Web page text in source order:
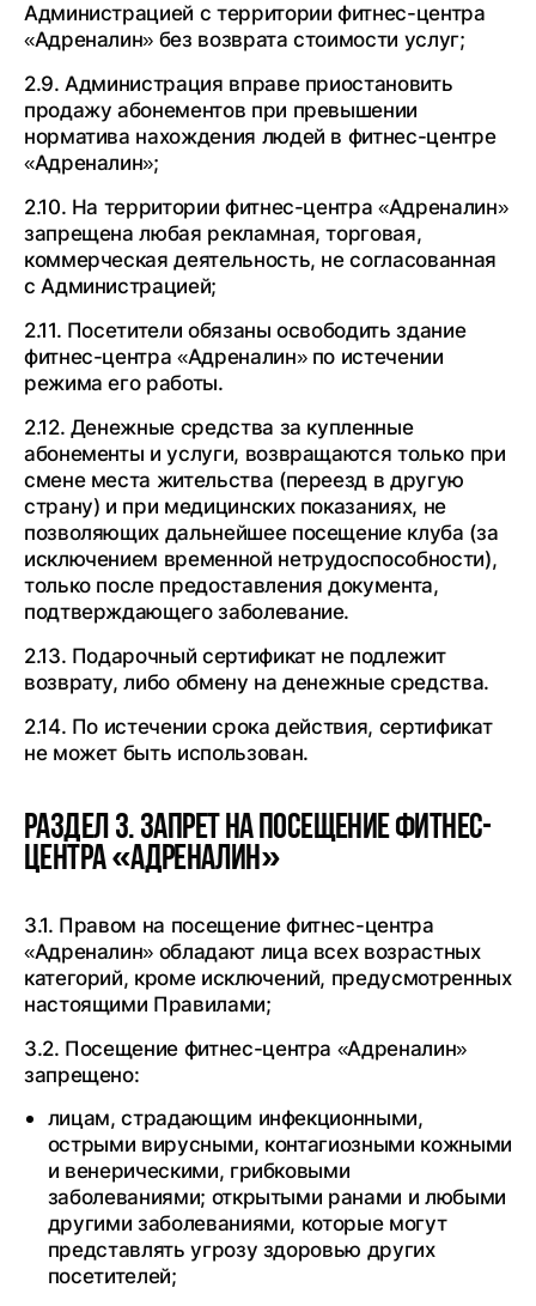
Администрацией с территории фитнес-центра
«Адреналин» без возврата стоимости услуг;
2.9. Администрация вправе приостановить
продажу абонементов при превышении
норматива нахождения людей в фитнес-центре
«Адреналин»;
2.10. На территории фитнес-центра «Адреналин»
запрещена любая рекламная, торговая,
коммерческая деятельность, не согласованная
с Администрацией;
2.11. Посетители обязаны освободить здание
фитнес-центра «Адреналин» по истечении
режима его работы.
2.12. Денежные средства за купленные
абонементы и услуги, возвращаются только при
смене места жительства (переезд в другую
страну) и при медицинских показаниях, не
позволяющих дальнейшее посещение клуба (за
исключением временной нетрудоспособности),
только после предоставления документа,
подтверждающего заболевание.
2.13. Подарочный сертификат не подлежит
возврату, либо обмену на денежные средства.
2.14. По истечении срока действия, сертификат
не может быть использован.
Раздел 3. Запрет на посещение фитнес-
центра «Адреналин»
3.1. Правом на посещение фитнес-центра
«Адреналин» обладают лица всех возрастных
категорий, кроме исключений, предусмотренных
настоящими Правилами;
3.2. Посещение фитнес-центра «Адреналин»
запрещено:
лицам, страдающим инфекционными,
острыми вирусными, контагиозными кожными
и венерическими, грибковыми
заболеваниями; открытыми ранами и любыми
другими заболеваниями, которые могут
представлять угрозу здоровью других
посетителей;